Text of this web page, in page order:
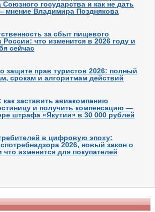
государства и как не дать
мнение Владимира Позднякова
за сбыт пищевого
что изменится в 2026 году и
сейчас
защите прав туристов 2026: полный
срокам и алгоритмам действий
заставить авиакомпанию
и получить компенсацию —
штрафа «Якутии» в 30 000 рублей
в цифровую эпоху:
2026, новый закон о
что изменится для покупателей